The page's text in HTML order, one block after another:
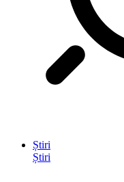
Știri
Știri